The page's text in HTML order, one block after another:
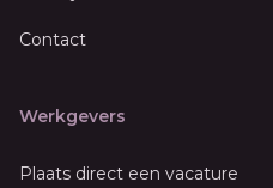
Contact
Werkgevers
Plaats direct een vacature